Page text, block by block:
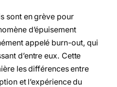
sont en grève pour
d’épuisement
appelé burn-out, qui
d’entre eux. Cette
les différences entre
et l’expérience du